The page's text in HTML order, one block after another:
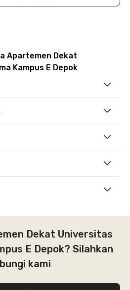
Apartemen Dekat
Kampus E Depok
Dekat Universitas
E Depok? Silahkan
kami